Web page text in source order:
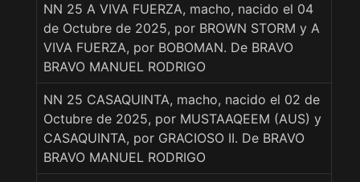
NN 25 A VIVA FUERZA, macho, nacido el 04
de Octubre de 2025, por BROWN STORM y A
VIVA FUERZA, por BOBOMAN. De BRAVO
BRAVO MANUEL RODRIGO
NN 25 CASAQUINTA, macho, nacido el 02 de
Octubre de 2025, por MUSTAAQEEM (AUS) y
CASAQUINTA, por GRACIOSO II. De BRAVO
BRAVO MANUEL RODRIGO